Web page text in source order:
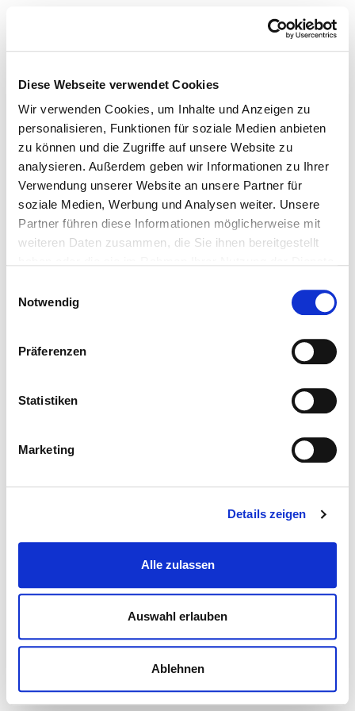
Diese Webseite verwendet Cookies
Wir verwenden Cookies, um Inhalte und Anzeigen zu
personalisieren, Funktionen für soziale Medien anbieten
zu können und die Zugriffe auf unsere Website zu
analysieren. Außerdem geben wir Informationen zu Ihrer
Verwendung unserer Website an unsere Partner für
soziale Medien, Werbung und Analysen weiter. Unsere
Partner führen diese Informationen möglicherweise mit
weiteren Daten zusammen, die Sie ihnen bereitgestellt
Notwendig
Präferenzen
Statistiken
Marketing
Details zeigen
Alle zulassen
Auswahl erlauben
Ablehnen